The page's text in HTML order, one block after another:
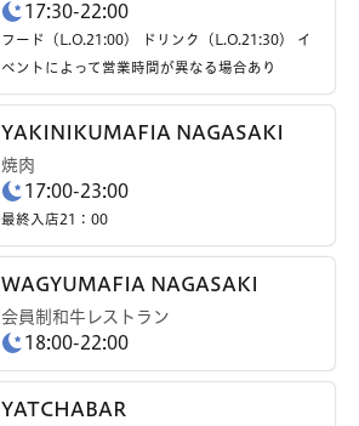
17:30-22:00
フード（L.O.21:00） ドリンク（L.O.21:30） イ
ベントによって営業時間が異なる場合あり
YAKINIKUMAFIA NAGASAKI
焼肉
17:00-23:00
最終入店21：00
WAGYUMAFIA NAGASAKI
会員制和牛レストラン
18:00-22:00
YATCHABAR